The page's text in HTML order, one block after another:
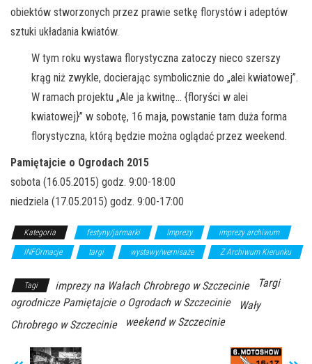
obiektów stworzonych przez prawie setkę florystów i adeptów
sztuki układania kwiatów.
W tym roku wystawa florystyczna zatoczy nieco szerszy
krąg niż zwykle, docierając symbolicznie do „alei kwiatowej”.
W ramach projektu „Ale ja kwitnę… {floryści w alei
kwiatowej}” w sobotę, 16 maja, powstanie tam duża forma
florystyczna, którą będzie można oglądać przez weekend.
Pamiętajcie o Ogrodach 2015
sobota (16.05.2015) godz. 9:00-18:00
niedziela (17.05.2015) godz. 9:00-17:00
Kategoria festyny/jarmarki Imprezy
imprezy archiwum
INFOrmacje
targi wystawy/wernisaże Z Archiwum Kierunku
Tagi imprezy na Wałach Chrobrego w Szczecinie
Targi
ogrodnicze Pamiętajcie o Ogrodach w Szczecinie
Wały
Chrobrego w Szczecinie
weekend w Szczecinie